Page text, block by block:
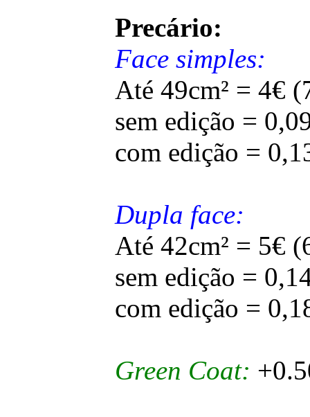
Precário:
Face simples:
Até 49cm² = 4€
sem edição =
com edição =
Dupla face:
Até 42cm² = 5€
sem edição =
com edição =
Green Coat: